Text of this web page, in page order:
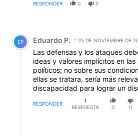
RESPONDER 0 0
Comentario de Eduardo P..
EP Eduardo P. 25 DE NOVIEMBRE DE
Las defensas y los ataques
ideas y valores implícitos en
políticos; no sobre sus
ellas se tratara, sería más
discapacidad para lograr un
RESPONDER
1
RESPUESTA
0 0